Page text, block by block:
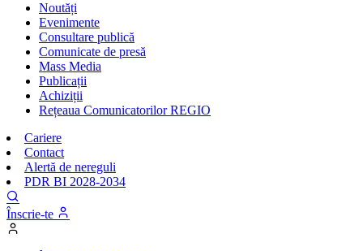
Noutăți
Evenimente
Consultare publică
Comunicate de presă
Mass Media
Publicații
Achiziții
Rețeaua Comunicatorilor REGIO
Cariere
Contact
Alertă de nereguli
PDR BI 2028-2034
Înscrie-te